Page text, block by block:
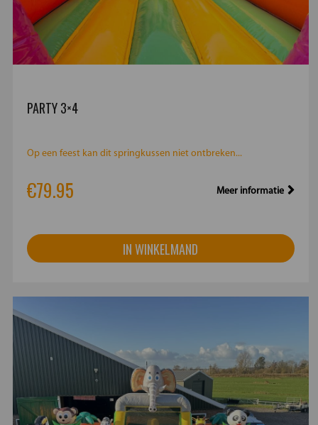
PARTY 3×4
Op een feest kan dit springkussen niet ontbreken...
€79.95 Meer informatie
IN WINKELMAND